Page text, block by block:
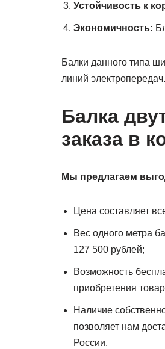
Устойчивость к
Экономичность:
Балки данного типа
линий
Балка
заказа в
Мы предлагаем
Цена составляет
Вес одного метра
127 500 рублей;
Возможность
приобретения
Наличие
позволяет нам
России.